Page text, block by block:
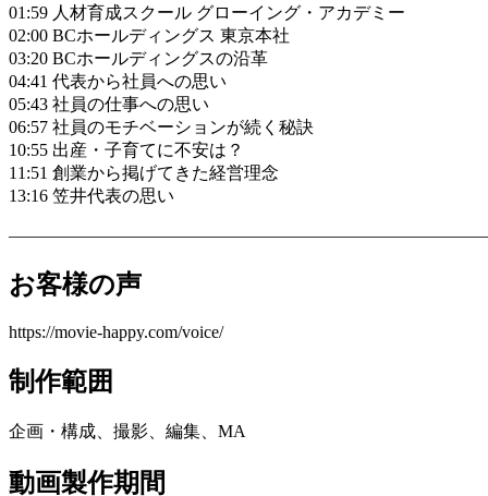
01:59 人材育成スクール グローイング・アカデミー
02:00 BCホールディングス 東京本社
03:20 BCホールディングスの沿革
04:41 代表から社員への思い
05:43 社員の仕事への思い
06:57 社員のモチベーションが続く秘訣
10:55 出産・子育てに不安は？
11:51 創業から掲げてきた経営理念
13:16 笠井代表の思い
お客様の声
https://movie-happy.com/voice/
制作範囲
企画・構成、撮影、編集、MA
動画製作期間